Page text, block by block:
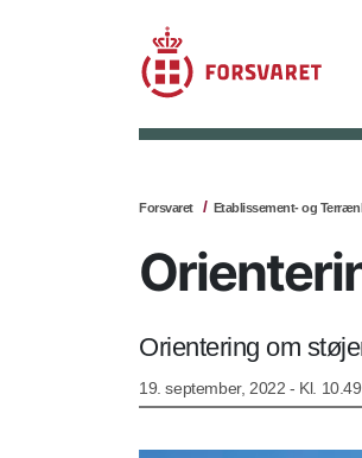
Forsvaret Etablissement- og
Orientering om
19. september, 2022 - Kl. 10.49